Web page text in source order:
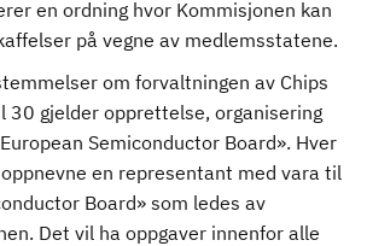
en ordning hvor Kommisjonen kan
på vegne av medlemsstatene.
om forvaltningen av Chips
30 gjelder opprettelse, organisering
Semiconductor Board». Hver
en representant med vara til
Board» som ledes av
Det vil ha oppgaver innenfor alle